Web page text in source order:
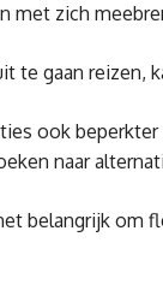
zich
te gaan reizen,
ook
naar
belangrijk om